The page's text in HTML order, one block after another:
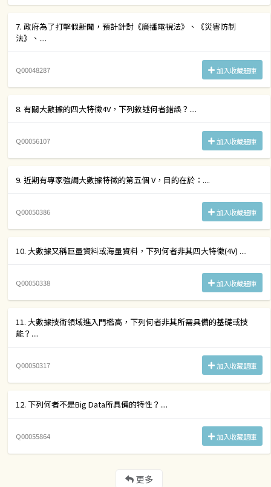
7. 政府為了打擊假新聞，預計針對《廣播電視法》、《災害防制
法》、....
Q00048287 加入收藏題庫
8. 有關大數據的四大特徵4V，下列敘述何者錯誤？....
Q00056107 加入收藏題庫
9. 近期有專家強調大數據特徵的第五個 V，目的在於：....
Q00050386 加入收藏題庫
10. 大數據又稱巨量資料或海量資料，下列何者非其四大特徵(4V) ....
Q00050338 加入收藏題庫
11. 大數據技術領域進入門檻高，下列何者非其所需具備的基礎或技
能？....
Q00050317 加入收藏題庫
12. 下列何者不是Big Data所具備的特性？....
Q00055864 加入收藏題庫
更多